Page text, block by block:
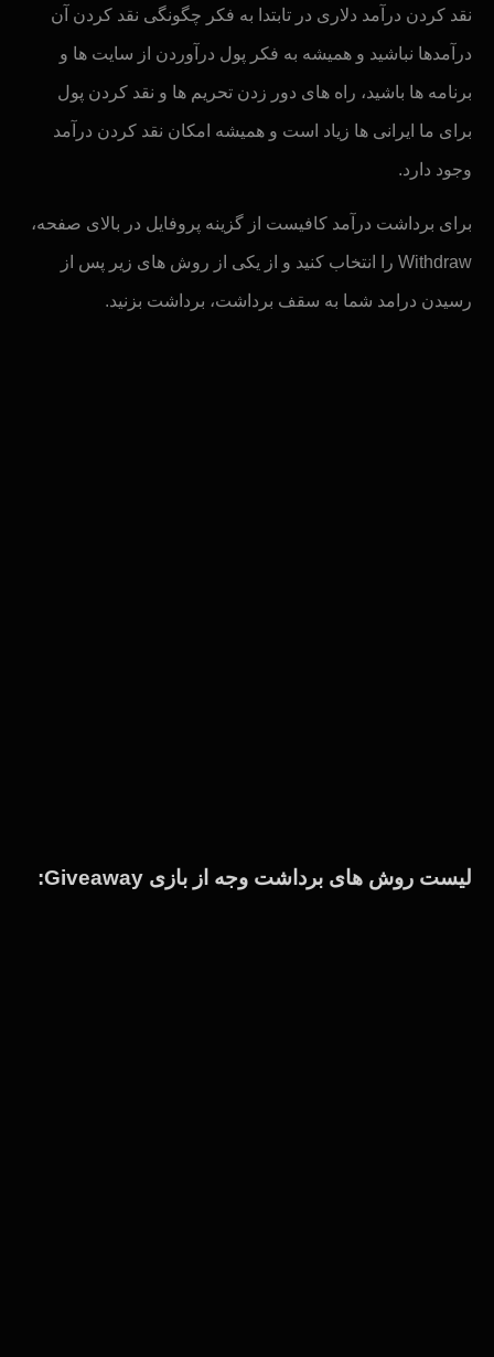
نقد کردن درآمد دلاری در تابتدا به فکر چگونگی نقد کردن آن
درآمدها نباشید و همیشه به فکر پول درآوردن از سایت ها و
برنامه ها باشید، راه های دور زدن تحریم ها و نقد کردن پول
برای ما ایرانی ها زیاد است و همیشه امکان نقد کردن درآمد
وجود دارد.
برای برداشت درآمد کافیست از گزینه پروفایل در بالای صفحه،
Withdraw را انتخاب کنید و از یکی از روش های زیر پس از
رسیدن درامد شما به سقف برداشت، برداشت بزنید.
لیست روش های برداشت وجه از بازی Giveaway: